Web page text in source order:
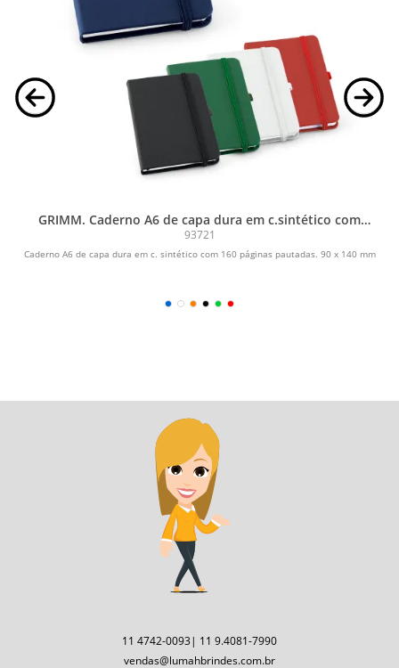
GRIMM. Caderno A6 de capa dura em c.sintético com
páginas pautadas
93721
Caderno A6 de capa dura em c. sintético com 160 páginas pautadas. 90 x 140 mm
11 4742-0093| 11 9.4081-7990
vendas@lumahbrindes.com.br